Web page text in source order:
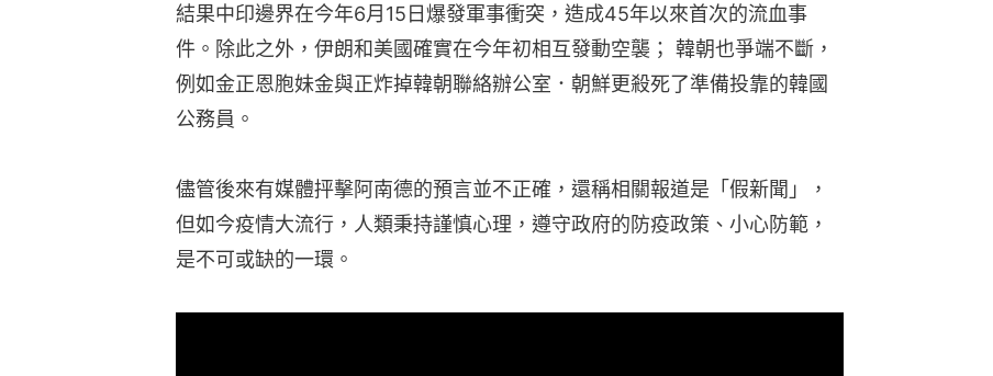
結果中印邊界在今年6月15日爆發軍事衝突，造成45年以來首次的流血事
件。除此之外，伊朗和美國確實在今年初相互發動空襲； 韓朝也爭端不斷，
例如金正恩胞妹金與正炸掉韓朝聯絡辦公室．朝鮮更殺死了準備投靠的韓國
公務員。
儘管後來有媒體抨擊阿南德的預言並不正確，還稱相關報道是「假新聞」，
但如今疫情大流行，人類秉持謹慎心理，遵守政府的防疫政策、小心防範，
是不可或缺的一環。